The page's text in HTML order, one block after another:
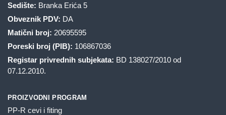
Sedište: Branka Erića 5
Obveznik PDV: DA
Matični broj: 20695595
Poreski broj (PIB): 106867036
Registar privrednih subjekata: BD 138027/2010 od
07.12.2010.
PROIZVODNI PROGRAM
PP-R cevi i fiting